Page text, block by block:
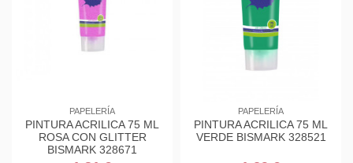
PAPELERÍA
PINTURA ACRILICA 75 ML
ROSA CON GLITTER
BISMARK 328671
PAPELERÍA
PINTURA ACRILICA 75 ML
VERDE BISMARK 328521